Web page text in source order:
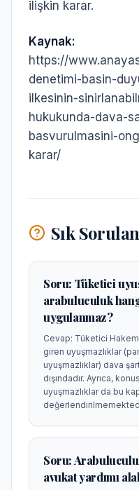
ilişkin karar.
Kaynak:
https://
denetimi-basin-
ilkesinin-
hukukunda-dava-
basvurulmasini-
karar/
Sık
Soru: Tüketici
arabuluculuk
uygulanmaz?
Cevap: Tüketici
giren uyuşmazlıklar
uyuşmazlıklar) dava
dışındadır. Ayrıca,
uyuşmazlıklar da bu
Soru:
avukat yardımı